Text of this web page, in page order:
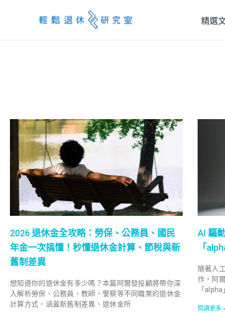
精選
2026 退休金全攻略：勞保、公務員、國民
年金一次搞懂！秒懂退休金計算、節稅與新
舊制差異
想知道你的退休金有多少嗎？本篇阿爾發投顧將帶你深
入解析勞保、公務員、教師、警察等不同職業的退休金
計算方式，涵蓋新舊制差異、退休金所
AI 驅
「
隨著人
作，阿
「
閱讀更多